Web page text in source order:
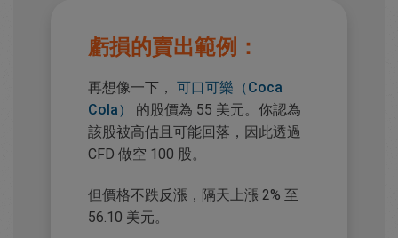
虧損的賣出範例：
再想像一下， 可口可樂（Coca
Cola）
的股價為 55 美元。你認為
該股被高估且可能回落，因此透過
CFD 做空 100 股。
但價格不跌反漲，隔天上漲 2% 至
56.10 美元。